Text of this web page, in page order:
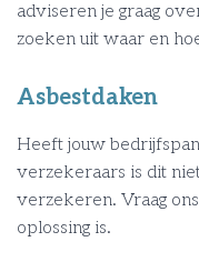
adviseren je graag
zoeken uit waar en
Asbestdaken
Heeft jouw
verzekeraars is dit
verzekeren. Vraag
oplossing is.